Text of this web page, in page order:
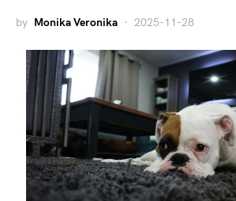
by Monika Veronika 2025-11-28